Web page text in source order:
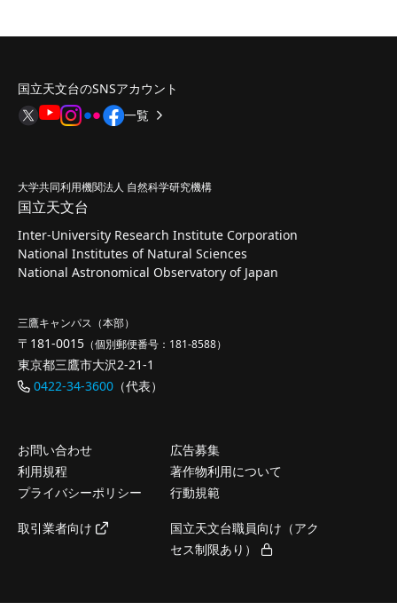
国立天文台のSNSアカウント
一覧
大学共同利用機関法人 自然科学研究機構
国立天文台
Inter-University Research Institute Corporation
National Institutes of Natural Sciences
National Astronomical Observatory of Japan
三鷹キャンパス（本部）
〒181-0015 （個別郵便番号：181-8588）
東京都三鷹市大沢2-21-1
0422-34-3600 （代表）
お問い合わせ
広告募集
利用規程
著作物利用について
プライバシーポリシー
行動規範
取引業者向け
国立天文台職員向け（アク
セス制限あり）